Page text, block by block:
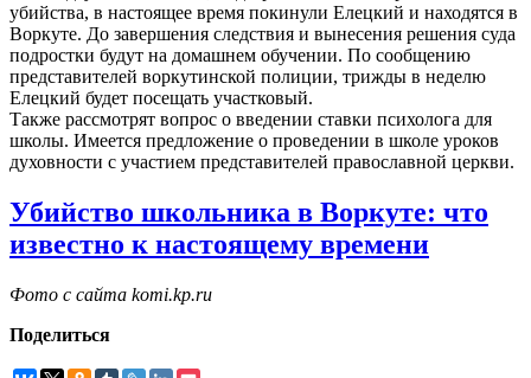
убийства, в настоящее время покинули Елецкий и находятся в
Воркуте. До завершения следствия и вынесения решения суда
подростки будут на домашнем обучении. По сообщению
представителей воркутинской полиции, трижды в неделю
Елецкий будет посещать участковый.
Также рассмотрят вопрос о введении ставки психолога для
школы. Имеется предложение о проведении в школе уроков
духовности с участием представителей православной церкви.
Убийство школьника в Воркуте: что
известно к настоящему времени
Фото с сайта komi.kp.ru
Поделиться